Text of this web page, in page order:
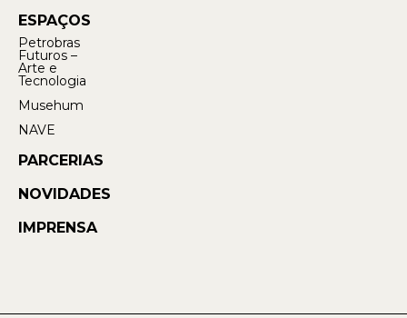
ESPAÇOS
Petrobras
Futuros –
Arte e
Tecnologia
Musehum
NAVE
PARCERIAS
NOVIDADES
IMPRENSA